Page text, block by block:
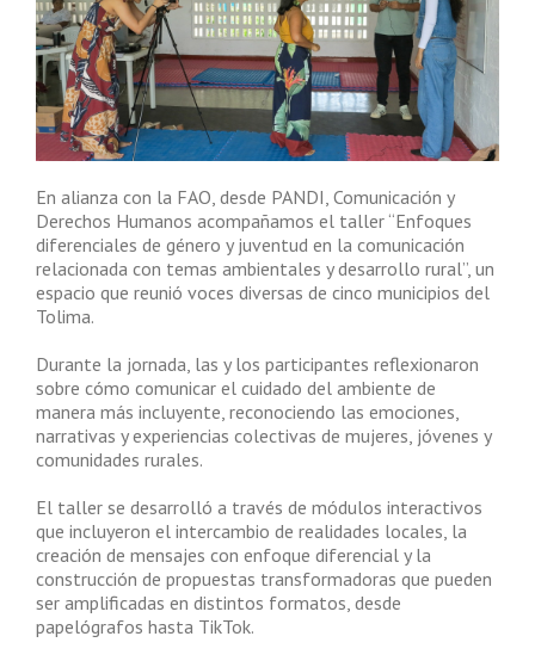
En alianza con la FAO, desde PANDI, Comunicación y
Derechos Humanos acompañamos el taller “Enfoques
diferenciales de género y juventud en la comunicación
relacionada con temas ambientales y desarrollo rural”, un
espacio que reunió voces diversas de cinco municipios del
Tolima.
Durante la jornada, las y los participantes reflexionaron
sobre cómo comunicar el cuidado del ambiente de
manera más incluyente, reconociendo las emociones,
narrativas y experiencias colectivas de mujeres, jóvenes y
comunidades rurales.
El taller se desarrolló a través de módulos interactivos
que incluyeron el intercambio de realidades locales, la
creación de mensajes con enfoque diferencial y la
construcción de propuestas transformadoras que pueden
ser amplificadas en distintos formatos, desde
papelógrafos hasta TikTok.